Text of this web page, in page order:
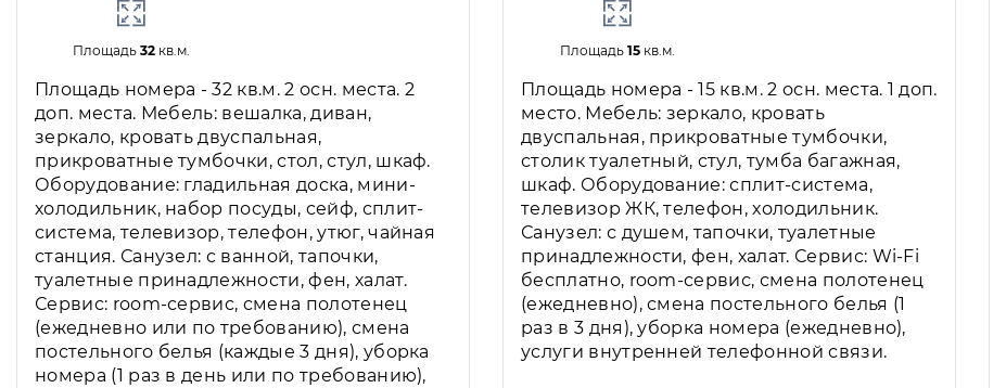
Площадь 32кв.м.
Площадь номера - 32 кв.м. 2 осн. места. 2
доп. места. Мебель: вешалка, диван,
зеркало, кровать двуспальная,
прикроватные тумбочки, стол, стул, шкаф.
Оборудование: гладильная доска, мини-
холодильник, набор посуды, сейф, сплит-
система, телевизор, телефон, утюг, чайная
станция. Санузел: с ванной, тапочки,
туалетные принадлежности, фен, халат.
Сервис: room-сервис, смена полотенец
(ежедневно или по требованию), смена
постельного белья (каждые 3 дня), уборка
номера (1 раз в день или по требованию),
Площадь 15кв.м.
Площадь номера - 15 кв.м. 2 осн. места. 1 доп.
место. Мебель: зеркало, кровать
двуспальная, прикроватные тумбочки,
столик туалетный, стул, тумба багажная,
шкаф. Оборудование: сплит-система,
телевизор ЖК, телефон, холодильник.
Санузел: с душем, тапочки, туалетные
принадлежности, фен, халат. Сервис: Wi-Fi
бесплатно, room-сервис, смена полотенец
(ежедневно), смена постельного белья (1
раз в 3 дня), уборка номера (ежедневно),
услуги внутренней телефонной связи.